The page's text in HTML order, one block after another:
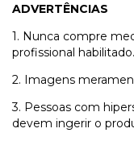
ADVERTÊNCIAS
1. Nunca compre
profissional habilitado.
2. Imagens
3. Pessoas com
devem ingerir o